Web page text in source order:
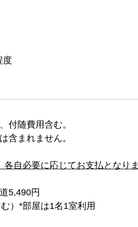
度
付随費用含む。
含まれません。
自必要に応じてお支払となりま
5,490円
）*部屋は1名1室利用